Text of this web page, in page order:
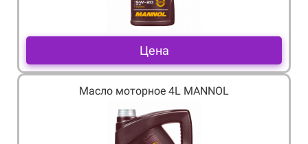
Цена
Масло моторное 4L MANNOL